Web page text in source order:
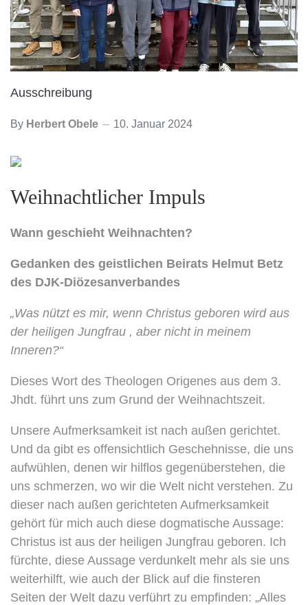
Ausschreibung
By Herbert Obele 10. Januar 2024
Weihnachtlicher Impuls
Wann geschieht Weihnachten?
Gedanken des geistlichen Beirats Helmut Betz
des DJK-Diözesanverbandes
„Was nützt es mir, wenn Christus geboren wird aus
der heiligen Jungfrau , aber nicht in meinem
Inneren?“
Dieses Wort des Theologen Origenes aus dem 3.
Jhdt. führt uns zum Grund der Weihnachtszeit.
Unsere Aufmerksamkeit ist nach außen gerichtet.
Und da gibt es offensichtlich Geschehnisse, die uns
aufwühlen, denen wir hilflos gegenüberstehen, die
uns schmerzen, wo wir die Welt nicht verstehen. Zu
dieser nach außen gerichteten Aufmerksamkeit
gehört für mich auch diese dogmatische Aussage:
Christus ist aus der heiligen Jungfrau geboren. Ich
fürchte, diese Aussage verdunkelt mehr als sie uns
weiterhilft, wie auch der Blick auf die finsteren
Seiten der Welt dazu verführt zu empfinden: „Alles